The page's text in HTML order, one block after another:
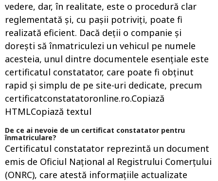
vedere, dar, în realitate, este o procedură clar
reglementată și, cu pașii potriviți, poate fi
realizată eficient. Dacă deții o companie și
dorești să înmatriculezi un vehicul pe numele
acesteia, unul dintre documentele esențiale este
certificatul constatator, care poate fi obținut
rapid și simplu de pe site-uri dedicate, precum
certificatconstatatoronline.ro.Copiază
HTMLCopiază textul
De ce ai nevoie de un certificat constatator pentru
înmatriculare?
Certificatul constatator reprezintă un document
emis de Oficiul Național al Registrului Comerțului
(ONRC), care atestă informațiile actualizate